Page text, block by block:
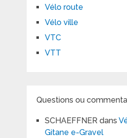
Vélo route
Vélo ville
VTC
VTT
Questions ou
SCHAEFFNERdans
Gitane e-Gravel